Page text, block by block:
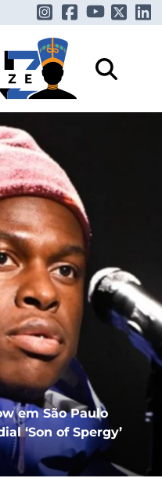
em São Paulo
‘Son of Spergy’